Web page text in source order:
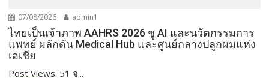
07/08/2026 admin1
ไทยเป็นเจ้าภาพ AAHRS 2026 ชู AI และนวัตกรรมการ
แพทย์ ผลักดัน Medical Hub และศูนย์กลางปลูกผมแห่ง
เอเชีย
Post Views: 51 จ...